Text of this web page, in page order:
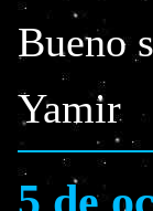
Bueno
Yamir